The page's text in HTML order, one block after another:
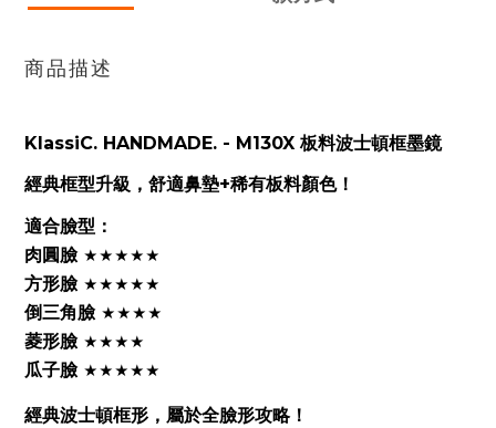
商品描述
KlassiC. HANDMADE. - M130X 板料波士頓框墨鏡
經典框型升級，舒適鼻墊+稀有板料顏色！
適合臉型：
肉圓臉 ★★★★★
方形臉 ★★★★★
倒三角臉 ★★★★
菱形臉 ★★★★
瓜子臉 ★★★★★
經典波士頓框形，屬於全臉形攻略！